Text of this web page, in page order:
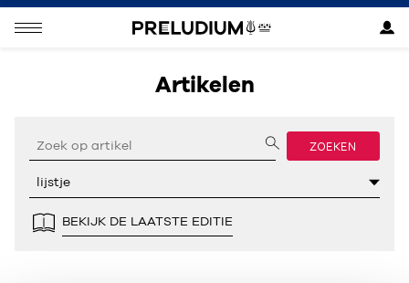
Artikelen
ZOEKEN
BEKIJK DE LAATSTE EDITIE